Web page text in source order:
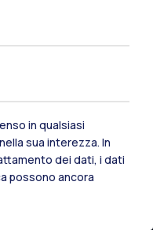
in qualsiasi
sua interezza. In
dei dati, i dati
possono ancora